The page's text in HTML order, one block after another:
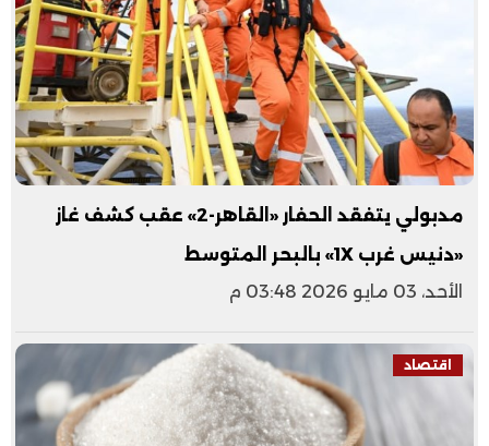
مدبولي يتفقد الحفار «القاهر-2» عقب كشف غاز
«دنيس غرب 1X» بالبحر المتوسط
الأحد، 03 مايو 2026 03:48 م
اقتصاد